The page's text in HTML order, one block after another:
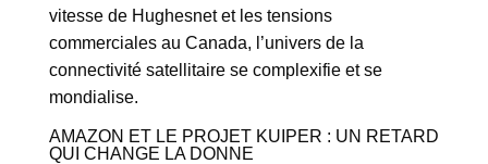
vitesse de Hughesnet et les tensions
commerciales au Canada, l’univers de la
connectivité satellitaire se complexifie et se
mondialise.
AMAZON ET LE PROJET KUIPER : UN RETARD
QUI CHANGE LA DONNE